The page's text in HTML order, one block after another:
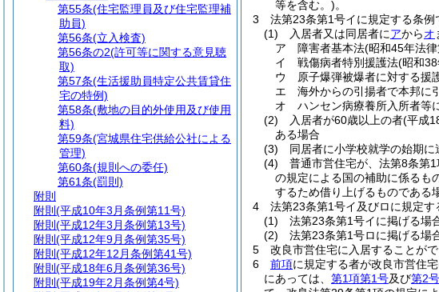
等を含む。)。
3
法第23条第1号イに規定する条例
(1)
入居者又は同居者にアからオ
ア
障害者基本法(昭和45年法
イ
戦傷病者特別援護法(昭和
ウ
原子爆弾被爆者に対する援
エ
海外からの引揚者で本邦に
オ
ハンセン病療養所入所者等
(2)
入居者が60歳以上の者(平成
ある場合
(3)
同居者に小学校就学の始期
(4)
普通市営住宅が、法第8条第
の規定による国の補助に係るも
するため借り上げるものである
4
法第23条第1号イ及びロに規定す
(1)
法第23条第1号イに掲げる
(2)
法第23条第1号ロに掲げる
5
改良市営住宅に入居することが
6
前項に規定する者が改良市営住
にあっては、 第1項第1号及び第2号
第55条(住宅監理員及び住宅監理補
助員)
第56条(立入検査)
第56条の2(許可等に関する意見聴
取)
第57条(生活援助員特定公共賃貸住
宅の特例)
第58条(敷地の目的外使用及び使用
料)
第59条(宮城県住宅供給公社による
管理)
第60条(規則への委任)
第61条(罰則)
附則
附則 (平成10年3月条例第11号)
附則 (平成12年3月条例第13号)
附則 (平成12年9月条例第35号)
附則 (平成12年12月条例第41号)
附則 (平成18年6月条例第36号)
附則 (平成19年2月条例第4号)